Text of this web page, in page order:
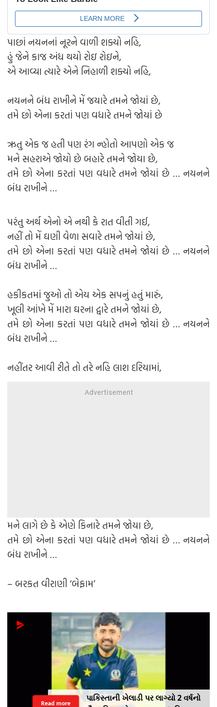
પાછાં નયનનાં નૂરને વાળી શક્યો નહિ,
હું જેને કાજ અંધ થયો રોઇ રોઇને,
એ આવ્યા ત્યારે એને નિહાળી શક્યો નહિ,
નયનને બંધ રાખીને મેં જયારે તમને જોયાં છે,
તમે છો એના કરતાં પણ વધારે તમને જોયાં છે
ઋતુ એક જ હતી પણ રંગ ન્હોતો આપણો એક જ
મને સહરાએ જોયો છે બહારે તમને જોયા છે,
તમે છો એના કરતાં પણ વધારે તમને જોયાં છે … નયનને
બંધ રાખીને …
પરંતુ અર્થ એનો એ નથી કે રાત વીતી ગઈ,
નહીં તો મેં ઘણી વેળા સવારે તમને જોયાં છે,
તમે છો એના કરતાં પણ વધારે તમને જોયાં છે … નયનને
બંધ રાખીને …
હકીકતમાં જુઓ તો એય એક સપનું હતું મારું,
ખૂલી આંખે મેં મારા ઘરના દ્વારે તમને જોયાં છે,
તમે છો એના કરતાં પણ વધારે તમને જોયાં છે … નયનને
બંધ રાખીને …
નહીંતર આવી રીતે તો તરે નહિ લાશ દરિયામાં,
મને લાગે છે કે એણે કિનારે તમને જોયા છે,
તમે છો એના કરતાં પણ વધારે તમને જોયાં છે … નયનને
બંધ રાખીને …
– બરકત વીરાણી ‘બેફામ’
પાકિસ્તાની ખેલાડી પર લાગ્યો 2 વર્ષનો
Read more